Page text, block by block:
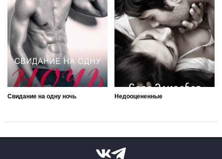
Свидание на одну ночь Недооцененные